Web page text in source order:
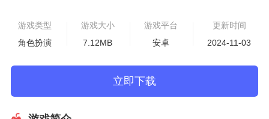
游戏类型
角色扮演
游戏大小
7.12MB
游戏平台
安卓
更新时间
2024-11-03
立即下载